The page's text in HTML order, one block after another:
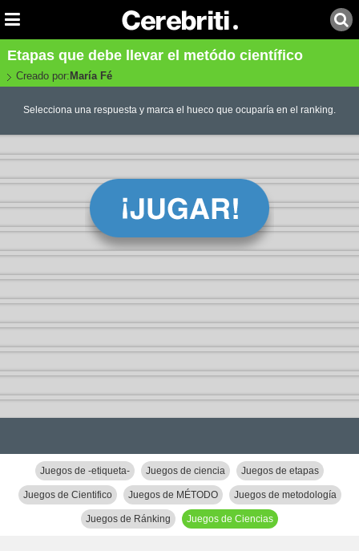
Etapas que debe llevar el metódo científico
Creado por: María Fé
Selecciona una respuesta y marca el hueco que ocuparía en el ranking.
Juegos de -etiqueta- Juegos de ciencia Juegos de etapas
Juegos de Cientifico Juegos de MÉTODO Juegos de metodología
Juegos de Ránking Juegos de Ciencias